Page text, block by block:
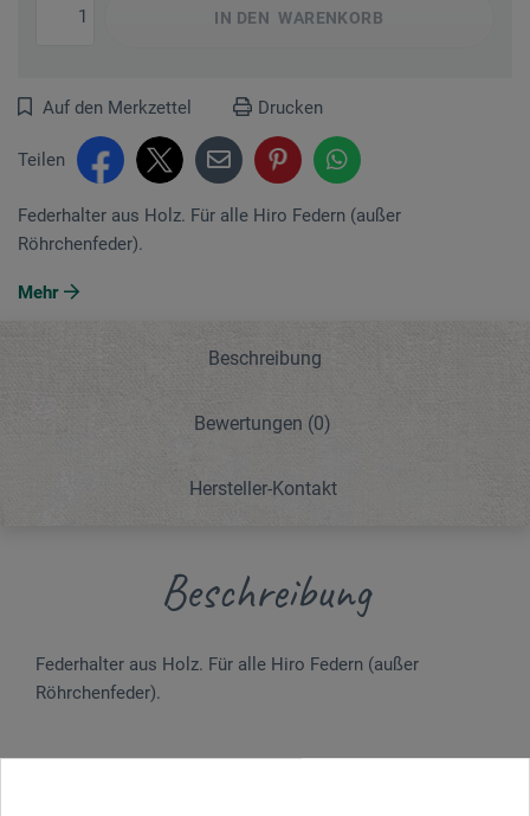
IN DEN WARENKORB
Auf den Merkzettel Drucken
Teilen
Federhalter aus Holz. Für alle Hiro Federn (außer
Röhrchenfeder).
Mehr
Beschreibung
Bewertungen (0)
Hersteller-Kontakt
Beschreibung
Federhalter aus Holz. Für alle Hiro Federn (außer
Röhrchenfeder).